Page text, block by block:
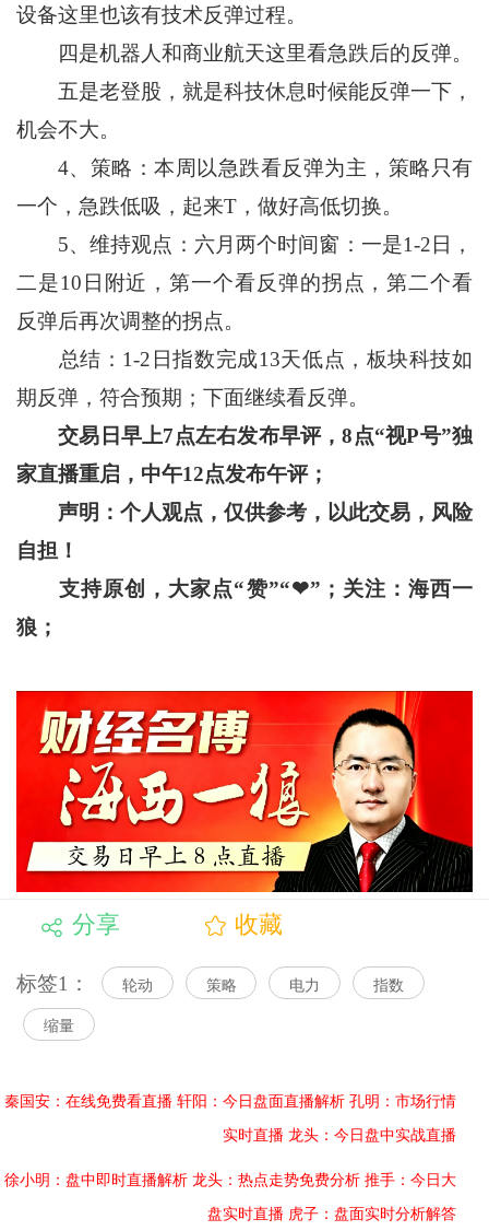
设备这里也该有技术反弹过程。
四是机器人和商业航天这里看急跌后的反弹。
五是老登股，就是科技休息时候能反弹一下，
机会不大。
4、策略：本周以急跌看反弹为主，策略只有
一个，急跌低吸，起来T，做好高低切换。
5、维持观点：六月两个时间窗：一是1-2日，
二是10日附近，第一个看反弹的拐点，第二个看
反弹后再次调整的拐点。
总结：1-2日指数完成13天低点，板块科技如
期反弹，符合预期；下面继续看反弹。
交易日早上7点左右发布早评，8点“视P号”独
家直播重启，中午12点发布午评；
声明：个人观点，仅供参考，以此交易，风险
自担！
支持原创，大家点“赞”“❤”；关注：海西一
狼；
分享 收藏
标签1： 轮动 策略 电力 指数
缩量
秦国安：在线免费看直播 轩阳：今日盘面直播解析 孔明：市场行情
实时直播 龙头：今日盘中实战直播
徐小明：盘中即时直播解析 龙头：热点走势免费分析 推手：今日大
盘实时直播 虎子：盘面实时分析解答